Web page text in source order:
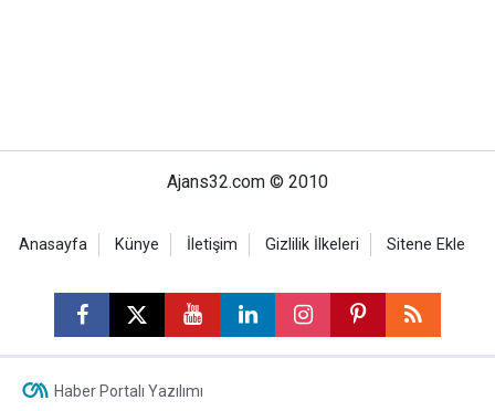
Ajans32.com © 2010
Anasayfa Künye İletişim Gizlilik İlkeleri Sitene Ekle
Haber Portalı Yazılımı